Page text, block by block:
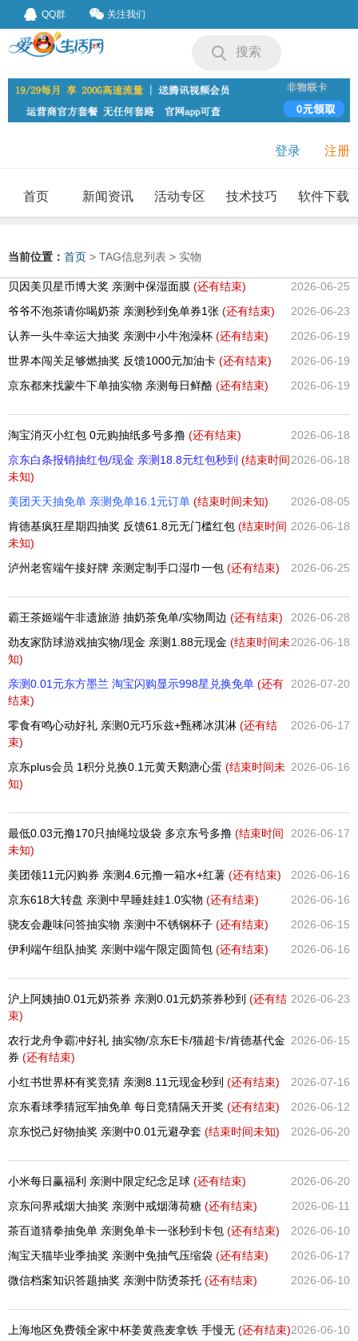
QQ群 关注我们
搜索
登录 注册
首页 新闻资讯 活动专区 技术技巧 软件下载
当前位置： 首页 > TAG信息列表 > 实物
2026-06-25
贝因美贝星币博大奖 亲测中保湿面膜 (还有结束)
2026-06-23
爷爷不泡茶请你喝奶茶 亲测秒到免单券1张 (还有结束)
2026-06-19
认养一头牛幸运大抽奖 亲测中小牛泡澡杯 (还有结束)
2026-06-19
世界本闯关足够燃抽奖 反馈1000元加油卡 (还有结束)
2026-06-19
京东都来找蒙牛下单抽实物 亲测每日鲜酪 (还有结束)
2026-06-18
淘宝消灭小红包 0元购抽纸多号多撸 (还有结束)
2026-06-18
京东白条报销抽红包/现金 亲测18.8元红包秒到 (结束时间
未知)
2026-08-05
美团天天抽免单 亲测免单16.1元订单 (结束时间未知)
2026-06-18
肯德基疯狂星期四抽奖 反馈61.8元无门槛红包 (结束时间
未知)
2026-06-25
泸州老窖端午接好牌 亲测定制手口湿巾一包 (还有结束)
2026-06-28
霸王茶姬端午非遗旅游 抽奶茶免单/实物周边 (还有结束)
2026-06-18
劲友家防球游戏抽实物/现金 亲测1.88元现金 (结束时间未
知)
2026-07-20
亲测0.01元东方墨兰 淘宝闪购显示998星兑换免单 (还有
结束)
2026-06-17
零食有鸣心动好礼 亲测0元巧乐兹+甄稀冰淇淋 (还有结
束)
2026-06-16
京东plus会员 1积分兑换0.1元黄天鹅溏心蛋 (结束时间未
知)
2026-06-17
最低0.03元撸170只抽绳垃圾袋 多京东号多撸 (结束时间
未知)
2026-06-16
美团领11元闪购券 亲测4.6元撸一箱水+红薯 (还有结束)
2026-06-16
京东618大转盘 亲测中早睡娃娃1.0实物 (还有结束)
2026-06-15
骁友会趣味问答抽实物 亲测中不锈钢杯子 (还有结束)
2026-06-16
伊利端午组队抽奖 亲测中端午限定圆筒包 (还有结束)
2026-06-23
沪上阿姨抽0.01元奶茶券 亲测0.01元奶茶券秒到 (还有结
束)
2026-06-15
农行龙舟争霸冲好礼 抽实物/京东E卡/猫超卡/肯德基代金
券 (还有结束)
2026-07-16
小红书世界杯有奖竞猜 亲测8.11元现金秒到 (还有结束)
2026-06-12
京东看球季猜冠军抽免单 每日竞猜隔天开奖 (还有结束)
2026-06-20
京东悦己好物抽奖 亲测中0.01元避孕套 (结束时间未知)
2026-06-20
小米每日赢福利 亲测中限定纪念足球 (还有结束)
2026-06-11
京东问界戒烟大抽奖 亲测中戒烟薄荷糖 (还有结束)
2026-06-10
茶百道猜拳抽免单 亲测免单卡一张秒到卡包 (还有结束)
2026-06-17
淘宝天猫毕业季抽奖 亲测中免抽气压缩袋 (还有结束)
2026-06-10
微信档案知识答题抽奖 亲测中防烫茶托 (还有结束)
2026-06-10
上海地区免费领全家中杯姜黄燕麦拿铁 手慢无 (还有结束)